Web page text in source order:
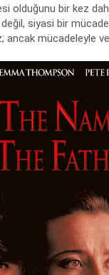
olduğunu bir kez
siyasi bir
ancak mücadeleyle